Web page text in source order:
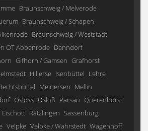
Braunschweig / Melverode
Braunschweig / Schapen
Braunschweig / Weststadt
OT Abbenrode Danndorf
Gifhorn / Gamsen Grafhorst
Hillerse Isenbüttel Lehre
Meinersen Mellin
Osloss Osloß Parsau Querenhorst
Eischott Rätzlingen Sassenburg
Velpke Velpke / Wahrstedt Wagenhoff